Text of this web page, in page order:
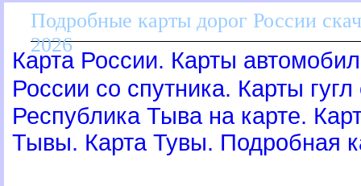
Подробные карты дорог России
2026
Карта России. Карты
России со спутника. Карты
Республика Тыва на карте.
Тывы. Карта Тувы. Подробная